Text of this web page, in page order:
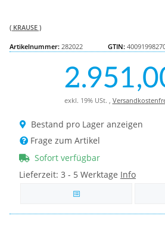
( KRAUSE )
Artikelnummer: 282022 GTIN:
exkl. 19% USt. ,
Bestand pro Lager anzeigen
Frage zum Artikel
Sofort verfügbar
Lieferzeit: 3 - 5 Werktage Info